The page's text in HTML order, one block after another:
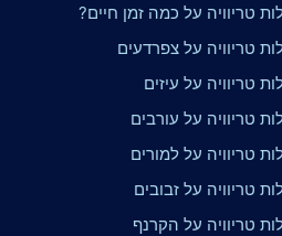
טריוויה על כמה זמן חיים?
טריוויה על צפרדעים
טריוויה על עיזים
טריוויה על עורבים
טריוויה על למורים
טריוויה על זבובים
טריוויה על הקרנף